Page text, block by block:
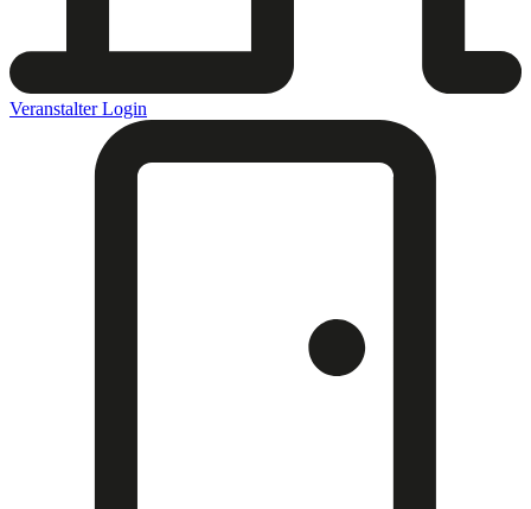
Veranstalter Login